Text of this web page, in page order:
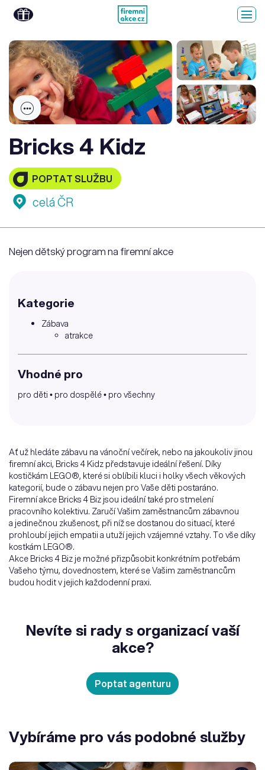
Bricks 4 Kidz
POPTAT SLUŽBU
celá ČR
Nejen dětský program na firemní akce
Kategorie
Zábava
atrakce
Vhodné pro
pro děti pro dospělé pro všechny
Ať už hledáte zábavu na vánoční večírek, nebo na jakoukoliv jinou
firemní akci, Bricks 4 Kidz představuje ideální řešení. Díky
kostičkám LEGO®, které si oblíbili kluci i holky všech věkových
kategorií, bude o zábavu nejen pro Vaše děti postaráno.
Firemní akce Bricks 4 Biz jsou ideální také pro stmelení
pracovního kolektivu. Zaručí Vašim zaměstnancům zábavnou
a jedinečnou zkušenost, při níž se dostanou do situací, které
prohloubí jejich empatii a utuží jejich vzájemné vztahy. To vše díky
kostkám LEGO®.
Akce Bricks 4 Biz je možné přizpůsobit konkrétním potřebám
Vašeho týmu, dovednostem, které se Vašim zaměstnancům
budou hodit v jejich každodenní praxi.
Nevíte si rady s organizací vaší
akce?
Poptat agenturu
Vybíráme pro vás podobné služby